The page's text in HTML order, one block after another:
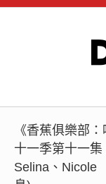
《香蕉俱樂部
十一季第十一
Selina、Nicole